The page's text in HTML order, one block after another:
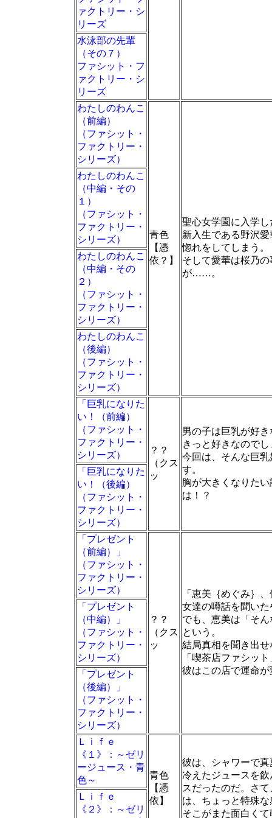
ァクトリー・シ
リーズ
水泳部の先輩
（その７）
ファシット・フ
ァクトリー・シ
リーズ
わたしのわんこ
（前編）
（ファシット・
ファクトリー・
シリーズ）
青色
【憑
依？】
聖心女学園に入学
新入生である野沢
惚れをしてしまう。
そして愛華は桜乃
が……。
わたしのわんこ
（中編・その
１）
（ファシット・
ファクトリー・
シリーズ）
わたしのわんこ
（中編・その
２）
（ファシット・
ファクトリー・
シリーズ）
わたしのわんこ
（後編）
（ファシット・
ファクトリー・
シリーズ）
「巨乳になりた
い！（前編）
（ファシット・
ファクトリー・
シリーズ）
？？
（クス
ッ
男の子は巨乳が好
きっと好きなので
今回は、そんな巨
す。
胸が大きくなりた
は！？
「巨乳になりた
い！（後編）
（ファシット・
ファクトリー・
シリーズ）
「プレゼント
（前編）」
（ファシット・
ファクトリー・
シリーズ）
？？
（クス
ッ
「恵美｛めぐみ｝
女達の噂話を聞い
でも、恵美は「そ
という。
結局真相を聞き出
「喫茶店ファシッ
彼はこの店で運命
「プレゼント
（中編）」
（ファシット・
ファクトリー・
シリーズ）
「プレゼント
（後編）」
（ファシット・
ファクトリー・
シリーズ）
Ｌｉｆｅ
《１》：～ゼリ
ージュース・青
色～
青色
【憑
依】
彼は、シャワーで
冷えたジュースを
スだったのだ。さ
は、ちょっと特殊な
そこがまた面白く
Ｌｉｆｅ
《２》：～ゼリ